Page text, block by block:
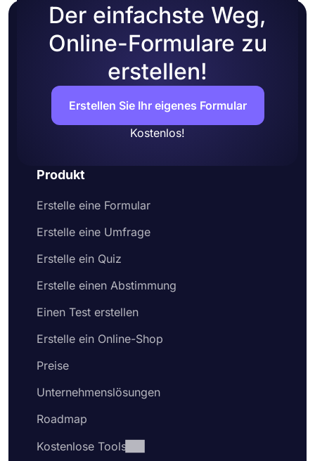
Der einfachste Weg,
Online-Formulare zu
erstellen!
Erstellen Sie Ihr eigenes Formular
Kostenlos!
Produkt
Erstelle eine Formular
Erstelle eine Umfrage
Erstelle ein Quiz
Erstelle einen Abstimmung
Einen Test erstellen
Erstelle ein Online-Shop
Preise
Unternehmenslösungen
Roadmap
Kostenlose Tools